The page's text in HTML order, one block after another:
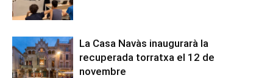
La Casa Navàs inaugurarà la
recuperada torratxa el 12 de
novembre